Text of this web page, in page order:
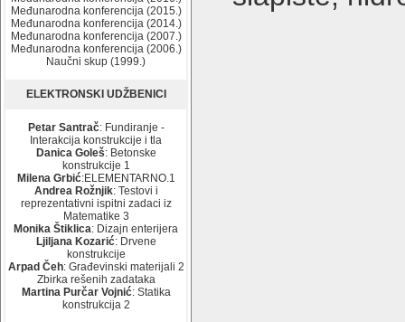
Međunarodna konferencija (2015.)
Međunarodna konferencija (2014.)
Međunarodna konferencija (2007.)
Međunarodna konferencija (2006.)
Naučni skup (1999.)
ELEKTRONSKI UDŽBENICI
Petar Santrač: Fundiranje -
Interakcija konstrukcije i tla
Danica Goleš: Betonske
konstrukcije 1
Milena Grbić:ELEMENTARNO.1
Andrea Rožnjik: Testovi i
reprezentativni ispitni zadaci iz
Matematike 3
Monika Štiklica: Dizajn enterijera
Ljiljana Kozarić: Drvene
konstrukcije
Arpad Čeh: Građevinski materijali 2
Zbirka rešenih zadataka
Martina Purčar Vojnić: Statika
konstrukcija 2